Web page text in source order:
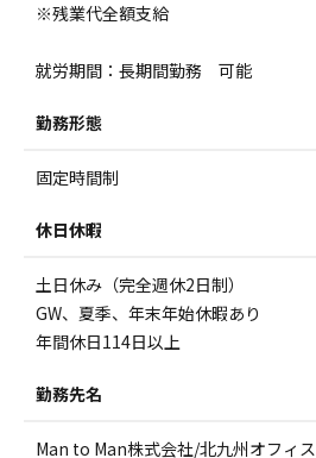
※残業代全額支給
就労期間：長期間勤務 可能
勤務形態
固定時間制
休日休暇
土日休み（完全週休2日制）
GW、夏季、年末年始休暇あり
年間休日114日以上
勤務先名
Man to Man株式会社/北九州オフィス